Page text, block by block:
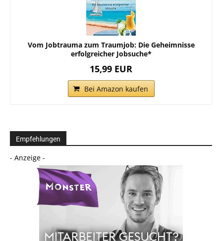
Vom Jobtrauma zum Traumjob: Die Geheimnisse
erfolgreicher Jobsuche*
15,99 EUR
Bei Amazon kaufen
Empfehlungen
- Anzeige -